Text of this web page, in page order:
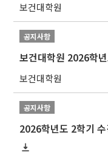
보건대학원
공지사항
보건대학원 2026학
보건대학원
공지사항
2026학년도 2학기